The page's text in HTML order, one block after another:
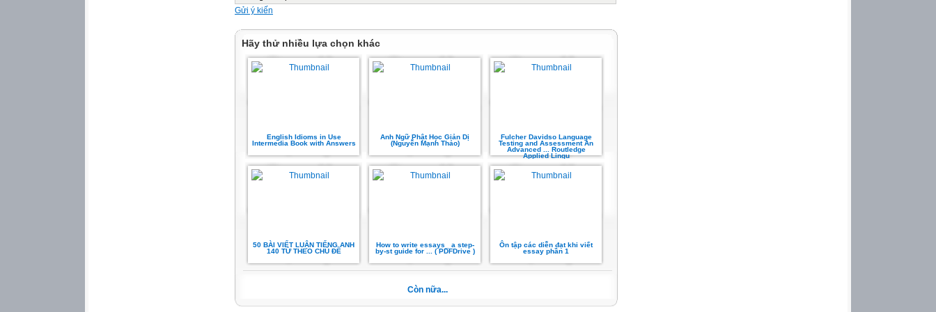
Gửi ý kiến
Hãy thử nhiều lựa chọn khác
English Idioms in Use
Intermedia Book with Answers
Anh Ngữ Phật Học Giản Dị
(Nguyễn Mạnh Thảo)
Fulcher Davidso Language
Testing and Assessment An
Advanced ... Routledge
Applied Lingu
50 BÀI VIẾT LUẬN TIẾNG ANH
140 TỪ THEO CHỦ ĐỀ
How to write essays_ a step-
by-st guide for ... ( PDFDrive )
Ôn tập các diễn đạt khi viết
essay phần 1
Còn nữa...